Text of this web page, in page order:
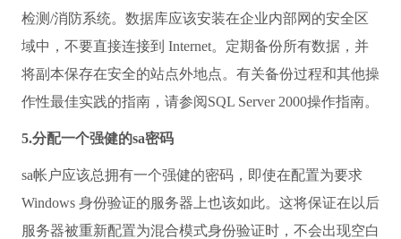
检测/消防系统。数据库应该安装在企业内部网的安全区
域中，不要直接连接到 Internet。定期备份所有数据，并
将副本保存在安全的站点外地点。有关备份过程和其他操
作性最佳实践的指南，请参阅SQL Server 2000操作指南。
5.分配一个强健的sa密码
sa帐户应该总拥有一个强健的密码，即使在配置为要求
Windows 身份验证的服务器上也该如此。这将保证在以后
服务器被重新配置为混合模式身份验证时，不会出现空白